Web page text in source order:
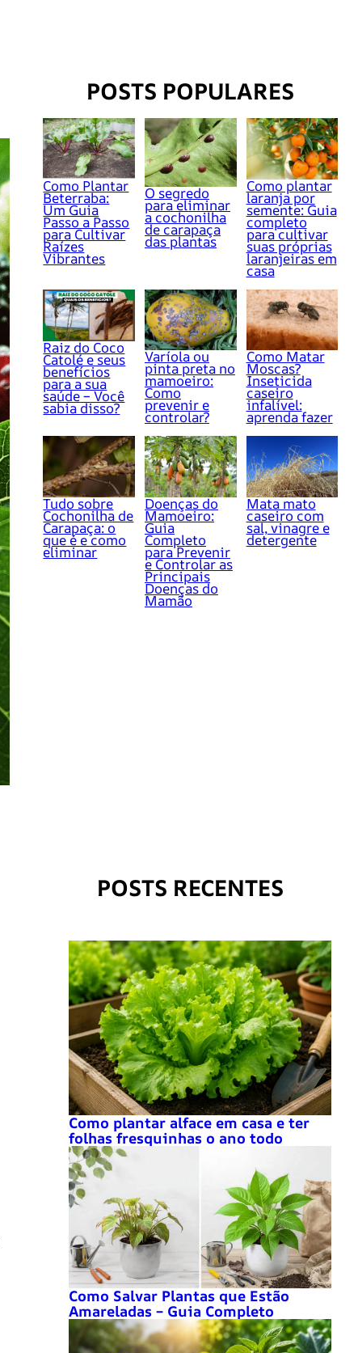
POSTS POPULARES
Como Plantar
Beterraba:
Um Guia
Passo a Passo
para Cultivar
Raízes
Vibrantes
O segredo
para eliminar
a cochonilha
de carapaça
das plantas
Como plantar
laranja por
semente: Guia
completo
para cultivar
suas próprias
laranjeiras em
casa
Raiz do Coco
Catolé e seus
benefícios
para a sua
saúde – Você
sabia disso?
Varíola ou
pinta preta no
mamoeiro:
Como
prevenir e
controlar?
Como Matar
Moscas?
Inseticida
caseiro
infalível:
aprenda fazer
Tudo sobre
Cochonilha de
Carapaça: o
que é e como
eliminar
Doenças do
Mamoeiro:
Guia
Completo
para Prevenir
e Controlar as
Principais
Doenças do
Mamão
Mata mato
caseiro com
sal, vinagre e
detergente
POSTS RECENTES
Como plantar alface em casa e ter
folhas fresquinhas o ano todo
Como Salvar Plantas que Estão
Amareladas – Guia Completo